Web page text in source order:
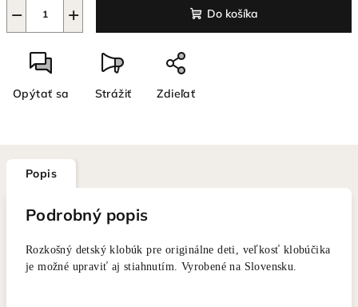
+
− Do košíka
Opýtať sa Strážiť Zdieľať
Popis
Podrobný popis
Rozkošný detský klobúk pre originálne deti, veľkosť klobúčika
je možné upraviť aj stiahnutím. Vyrobené na Slovensku.